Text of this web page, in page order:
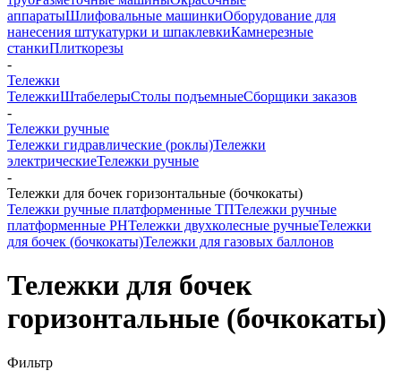
аппаратыШлифовальные машинкиОборудование для
нанесения штукатурки и шпаклевкиКамнерезные
станкиПлиткорезы
-
Тележки
ТележкиШтабелерыСтолы подъемныеСборщики заказов
-
Тележки ручные
Тележки гидравлические (роклы)Тележки
электрическиеТележки ручные
-
Тележки для бочек горизонтальные (бочкокаты)
Тележки ручные платформенные ТПТележки ручные
платформенные PHТележки двухколесные ручныеТележки
для бочек (бочкокаты)Тележки для газовых баллонов
Тележки для бочек
горизонтальные (бочкокаты)
Фильтр